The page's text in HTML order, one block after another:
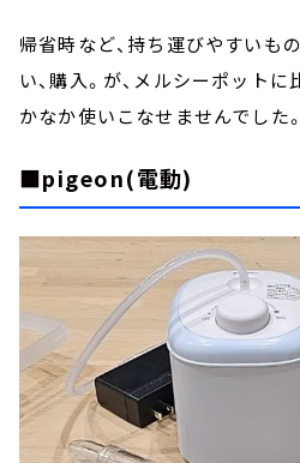
帰省時など、持ち運びやすいも
い、購入。が、メルシーポット
かなか使いこなせませんでした。
■pigeon(電動)